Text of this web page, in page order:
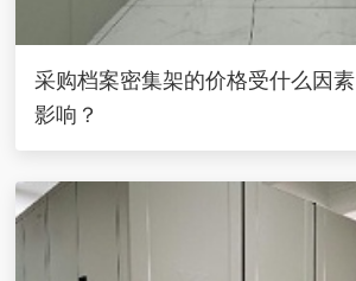
采购档案密集架的价格受什么因素
影响？